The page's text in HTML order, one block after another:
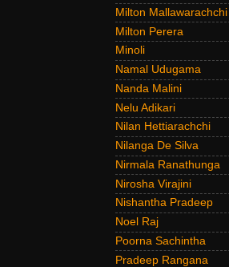
Milton Mallawarachchi
Milton Perera
Minoli
Namal Udugama
Nanda Malini
Nelu Adikari
Nilan Hettiarachchi
Nilanga De Silva
Nirmala Ranathunga
Nirosha Virajini
Nishantha Pradeep
Noel Raj
Poorna Sachintha
Pradeep Rangana